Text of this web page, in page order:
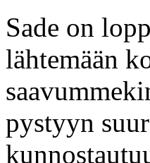
Sade on
lähtemään
pystyyn